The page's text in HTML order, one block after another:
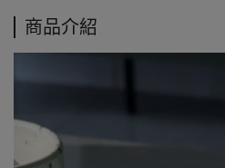
商品介紹